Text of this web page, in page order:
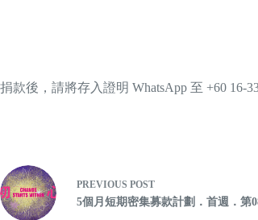
捐款後，請將存入證明 WhatsApp 至 +60 16-
PREVIOUS POST
5個月短期密集募款計劃．首週．第